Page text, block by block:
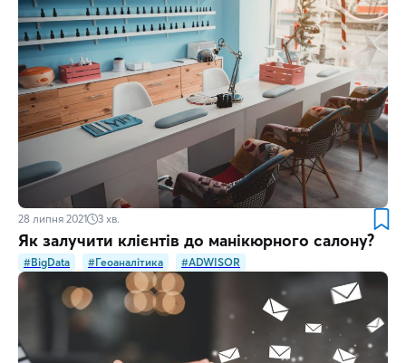
28 липня 2021 3 хв.
Як залучити клієнтів до манікюрного салону?
#BigData #Геоаналітика #ADWISOR